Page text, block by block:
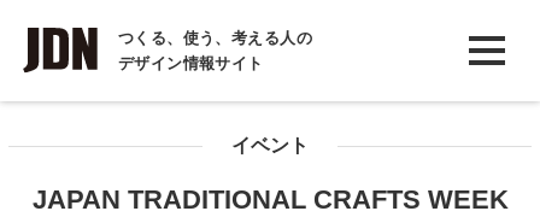
つくる、使う、考える人の
デザイン情報サイト
INTERVIEW
インタビュー
イベント
JAPAN TRADITIONAL CRAFTS WEEK